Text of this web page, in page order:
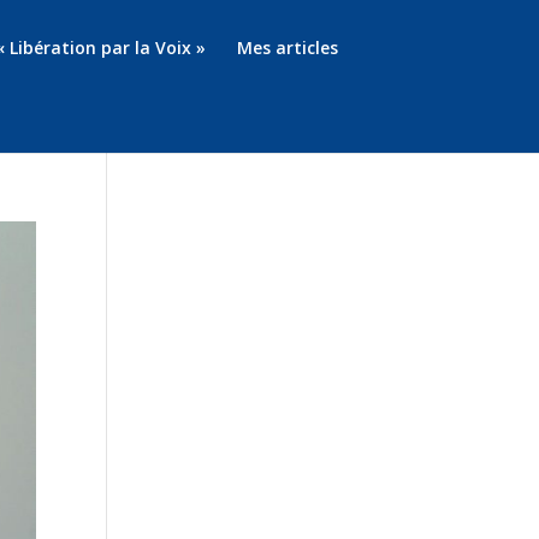
Libération par la Voix » Mes articles